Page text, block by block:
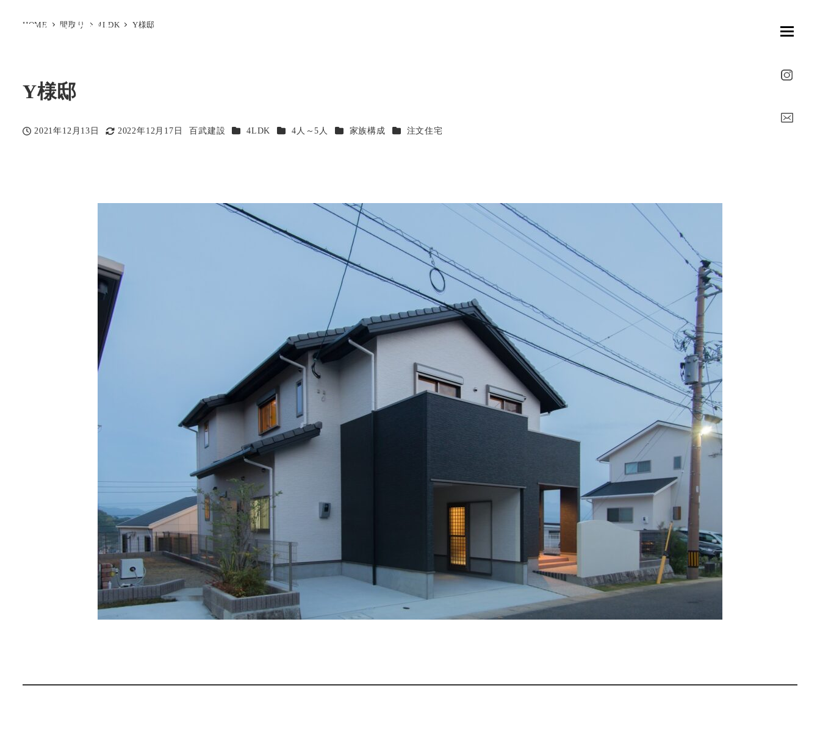
HOME 間取り 4LDK Y様邸
Y様邸
投稿日
2021年12月13日
更新日
2022年12月17日
著
百武建設 カテゴリー
4LDK カテゴリー
4人～5人 カテゴリー
家族構成 カテゴリー
注文住宅